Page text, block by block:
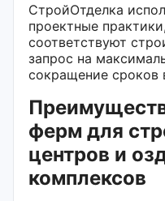
СтройОтделка
проектные
соответствуют
запрос на
сокращение сроков
ферм для
центров и
комплексов